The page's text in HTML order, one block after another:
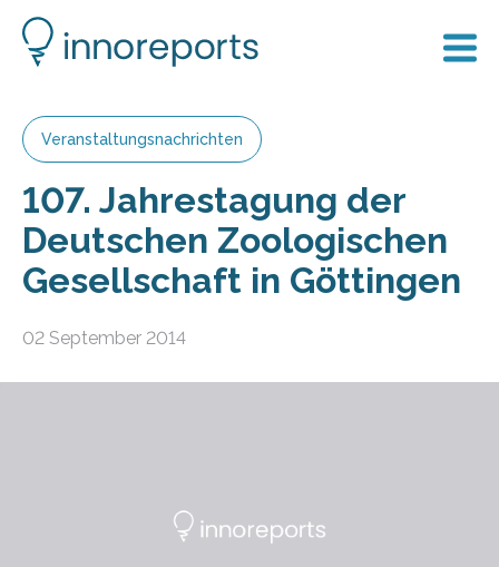
Veranstaltungsnachrichten
107. Jahrestagung der
Deutschen Zoologischen
Gesellschaft in Göttingen
02 September 2014